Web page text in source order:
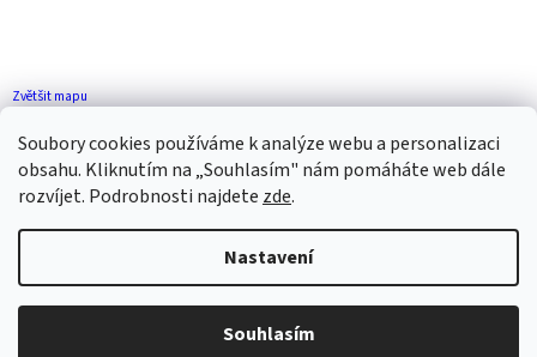
Soubory cookies používáme k analýze webu a personalizaci
obsahu. Kliknutím na „Souhlasím" nám pomáháte web dále
rozvíjet. Podrobnosti najdete zde.
Nastavení
Souhlasím
Zvětšit mapu
Vytvořil Shoptet
ZP FLORENCE. Všechna práva vyhrazena.